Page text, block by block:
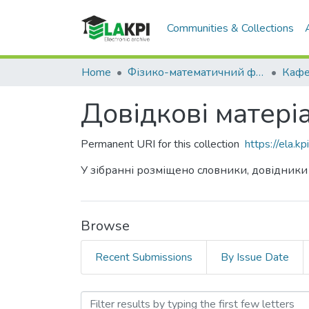
Communities & Collections
Home Фізико-математичний факультет (ФМФ)
Довідкові
Permanent URI for this collection https://
У зібранні розміщено словники,
Browse
Recent Submissions By Issue Date
Browsing Довідкові